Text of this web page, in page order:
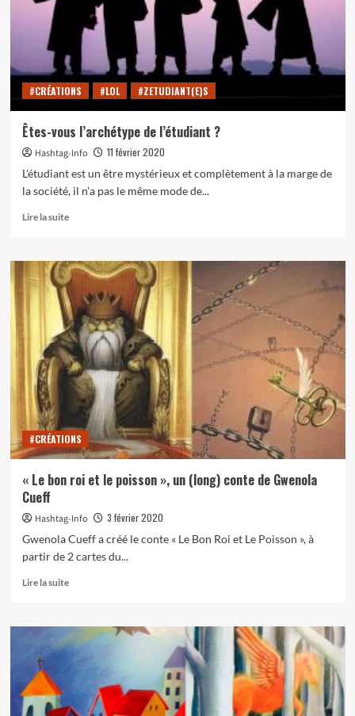
… »
#CRÉATIONS #LOL #ZETUDIANT(E)S
Êtes-vous l’archétype de l’étudiant ?
Hashtag-Info
11 février 2020
L'étudiant est un être mystérieux et complètement à la marge de
la société, il n'a pas le même mode de...
Lire la suiteEn
sur
Êtes-
vous
l’archétype
de
l’étudiant
?
#CRÉATIONS
« Le bon roi et le poisson », un (long) conte de Gwenola
Cueff
Hashtag-Info
3 février 2020
Gwenola Cueff a créé le conte « Le Bon Roi et Le Poisson », à
partir de 2 cartes du...
Lire la suiteEn
sur
« Le